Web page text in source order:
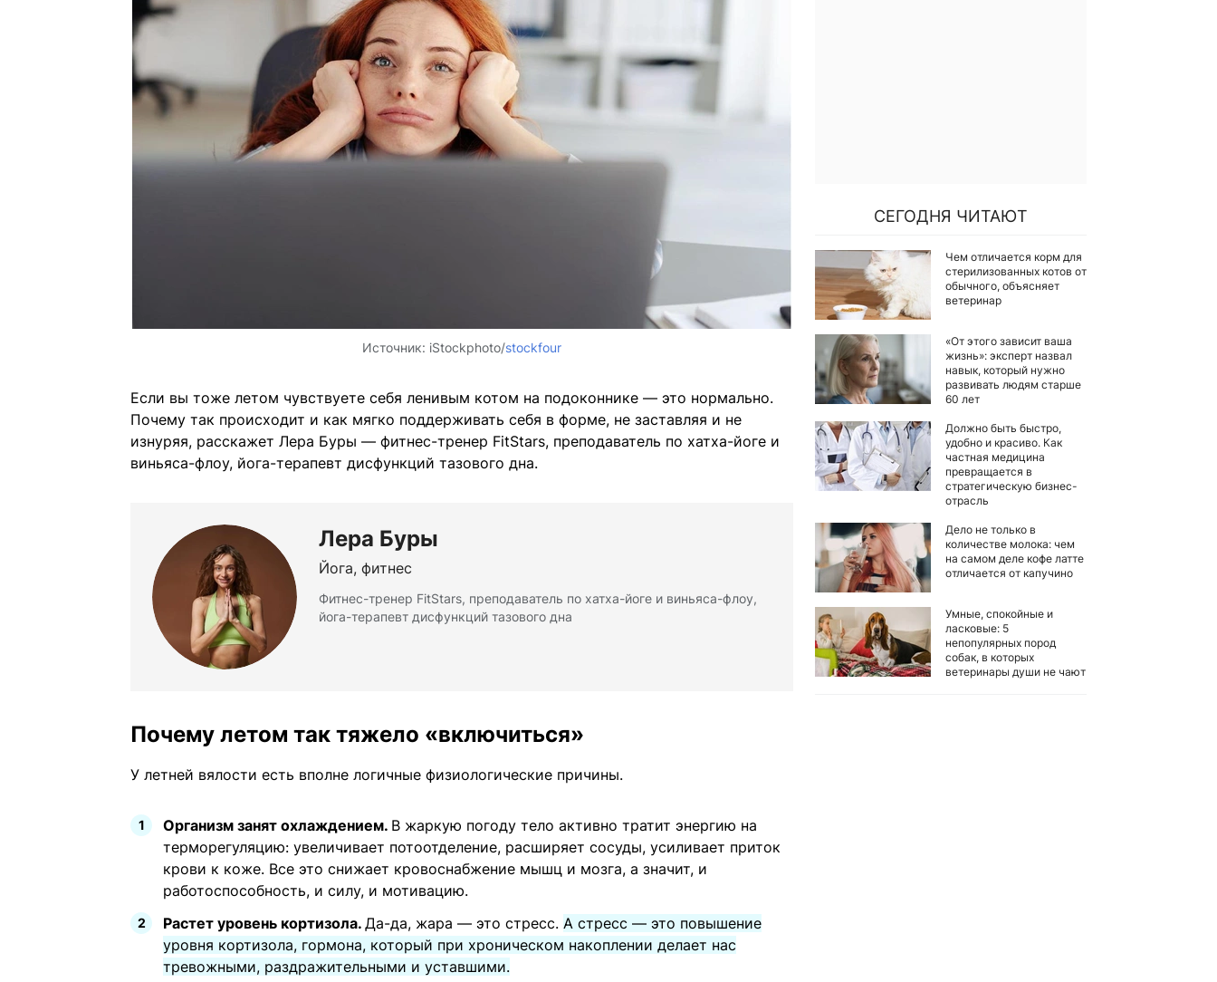
Источник: iStockphoto/stockfour
Если вы тоже летом чувствуете себя ленивым котом на подоконнике — это нормально.
Почему так происходит и как мягко поддерживать себя в форме, не заставляя и не
изнуряя, расскажет Лера Буры — фитнес-тренер FitStars, преподаватель по хатха-йоге и
виньяса-флоу, йога-терапевт дисфункций тазового дна.
Лера Буры
Йога, фитнес
Фитнес-тренер FitStars, преподаватель по хатха-йоге и виньяса-флоу,
йога-терапевт дисфункций тазового дна
Почему летом так тяжело «включиться»
У летней вялости есть вполне логичные физиологические причины.
Организм занят охлаждением. В жаркую погоду тело активно тратит энергию на
терморегуляцию: увеличивает потоотделение, расширяет сосуды, усиливает приток
крови к коже. Все это снижает кровоснабжение мышц и мозга, а значит, и
работоспособность, и силу, и мотивацию.
Растет уровень кортизола. Да-да, жара — это стресс. А стресс — это повышение
уровня кортизола, гормона, который при хроническом накоплении делает нас
тревожными, раздражительными и уставшими.
СЕГОДНЯ ЧИТАЮТ
Чем отличается корм для
стерилизованных котов от
обычного, объясняет
ветеринар
«От этого зависит ваша
жизнь»: эксперт назвал
навык, который нужно
развивать людям старше
60 лет
Должно быть быстро,
удобно и красиво. Как
частная медицина
превращается в
стратегическую бизнес-
отрасль
Дело не только в
количестве молока: чем
на самом деле кофе латте
отличается от капучино
Умные, спокойные и
ласковые: 5
непопулярных пород
собак, в которых
ветеринары души не чают